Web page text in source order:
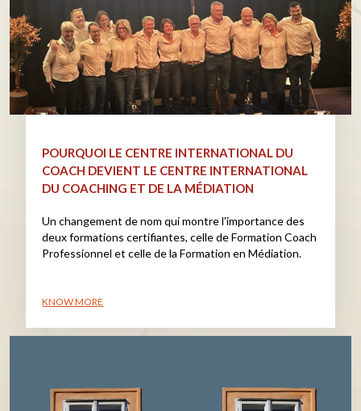
POURQUOI LE CENTRE INTERNATIONAL DU
COACH DEVIENT LE CENTRE INTERNATIONAL
DU COACHING ET DE LA MÉDIATION
Un changement de nom qui montre l'importance des
deux formations certifiantes, celle de Formation Coach
Professionnel et celle de la Formation en Médiation.
KNOW MORE